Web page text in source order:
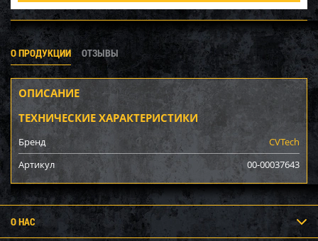
О ПРОДУКЦИИ ОТЗЫВЫ
ОПИСАНИЕ
ТЕХНИЧЕСКИЕ ХАРАКТЕРИСТИКИ
Бренд
CVTech
Артикул
00-00037643
О НАС